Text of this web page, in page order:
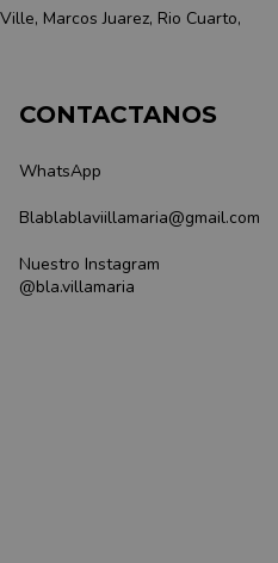
Marcos Juarez, Rio Cuarto,
CONTACTANOS
WhatsApp
Blablablaviillamaria@gmail.com
Nuestro Instagram
@bla.villamaria